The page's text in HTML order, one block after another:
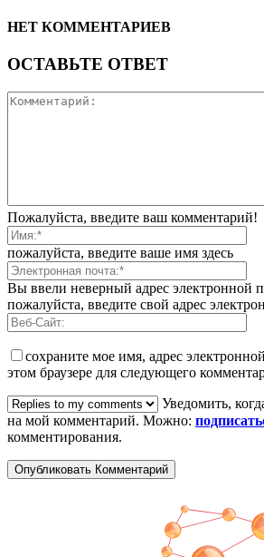
НЕТ КОММЕНТАРИЕВ
ОСТАВЬТЕ ОТВЕТ
Пожалуйста, введите ваш комментарий!
пожалуйста, введите ваше имя здесь
Вы ввели неверный адрес электронной
пожалуйста, введите свой адрес
сохраните мое имя, адрес
этом браузере для следующего
Уведомить,
на мой комментарий. Можно:
комментирования.